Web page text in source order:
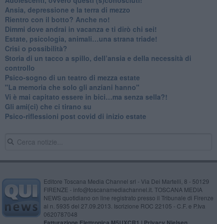
Ansia, depressione e la terra di mezzo
​Rientro con il botto? Anche no!
Dimmi dove andrai in vacanza e ti dirò chi sei!
​Estate, psicologia, animali…una strana triade!
​Crisi o possibilità?
​Storia di un tacco a spillo, dell’ansia e della necessità di
controllo
​Psico-sogno di un teatro di mezza estate
"La memoria che solo gli anziani hanno"
​Vi è mai capitato essere in bici…ma senza sella?!
​Gli ami(ci) che ci tirano su
Psico-riflessioni post covid di inizio estate
Editore Toscana Media Channel srl - Via Dei Martelli, 8 - 50129
FIRENZE - info@toscanamediachannel.it. TOSCANA MEDIA
NEWS quotidiano on line registrato presso il Tribunale di Firenze
al n. 5935 del 27.09.2013. Iscrizione ROC 22105 - C.F. e P.Iva
0620787048